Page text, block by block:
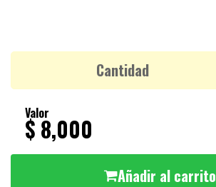
Cantidad
Valor
$ 8,000
Añadir al carrito